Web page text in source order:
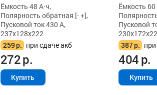
Ёмкость 48 А·ч,
Полярность обратная [- +],
Пусковой ток 430 А,
237x128x222
259р. при сдаче акб
272р.
Купить
Ёмкость 60
Пусковой
387р.
404р.
Купить